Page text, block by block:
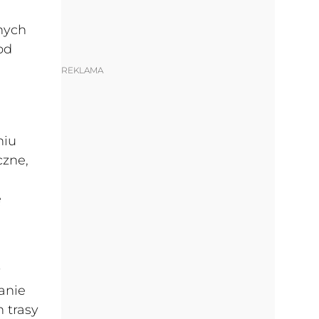
trasy
REKLAMA